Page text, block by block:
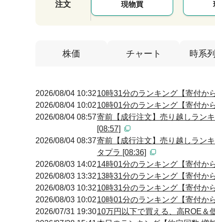
注文 現物買
株価 チャート 時系
2026/08/04 10:3210時31分のランキング【寄付か
2026/08/04 10:0210時01分のランキング【寄付か
2026/08/04 08:57寄前【成行注文】売り越しラン
[08:57]
2026/08/04 08:37寄前【成行注文】売り越しラン
タプラ [08:36]
2026/08/03 14:0214時01分のランキング【寄付か
2026/08/03 13:3213時31分のランキング【寄付か
2026/08/03 10:3210時31分のランキング【寄付か
2026/08/03 10:0210時01分のランキング【寄付か
2026/07/31 19:3010万円以下で買える、高ROE＆